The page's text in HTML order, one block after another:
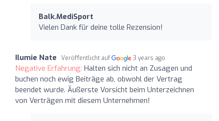
Balk.MediSport
Vielen Dank für deine tolle Rezension!
Ilumie Nate Veröffentlicht auf 3 years ago
Negative Erfahrung: Halten sich nicht an Zusagen und
buchen noch ewig Beiträge ab, obwohl der Vertrag
beendet wurde. Äußerste Vorsicht beim Unterzeichnen
von Verträgen mit diesem Unternehmen!